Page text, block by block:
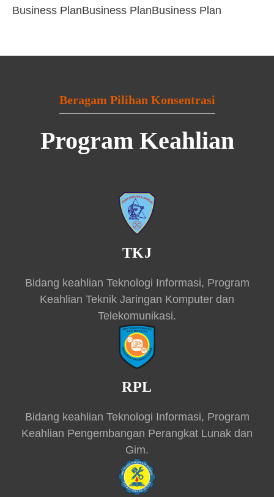
Business PlanBusiness PlanBusiness Plan
Beragam Pilihan Konsentrasi
Program Keahlian
TKJ
Bidang keahlian Teknologi Informasi, Program
Keahlian Teknik Jaringan Komputer dan
Telekomunikasi.
RPL
Bidang keahlian Teknologi Informasi, Program
Keahlian Pengembangan Perangkat Lunak dan
Gim.